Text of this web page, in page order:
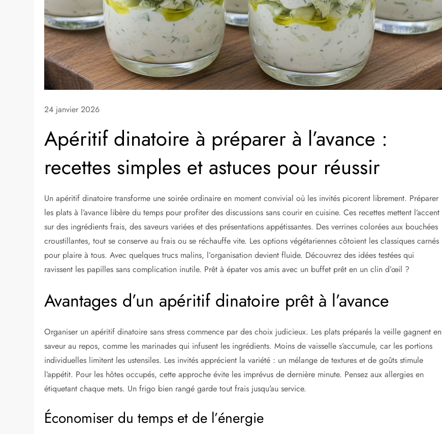
24 janvier 2026
Apéritif dinatoire à préparer à l’avance :
recettes simples et astuces pour réussir
Un apéritif dinatoire transforme une soirée ordinaire en moment convivial où les invités picorent librement. Préparer
les plats à l’avance libère du temps pour profiter des discussions sans courir en cuisine. Ces recettes mettent l’accent
sur des ingrédients frais, des saveurs variées et des présentations appétissantes. Des verrines colorées aux bouchées
croustillantes, tout se conserve au frais ou se réchauffe vite. Les options végétariennes côtoient les classiques carnés
pour plaire à tous. Avec quelques trucs malins, l’organisation devient fluide. Découvrez des idées testées qui
ravissent les papilles sans complication inutile. Prêt à épater vos amis avec un buffet prêt en un clin d’œil ?
Avantages d’un apéritif dinatoire prêt à l’avance
Organiser un apéritif dinatoire sans stress commence par des choix judicieux. Les plats préparés la veille gagnent en
saveur au repos, comme les marinades qui infusent les ingrédients. Moins de vaisselle s’accumule, car les portions
individuelles limitent les ustensiles. Les invités apprécient la variété : un mélange de textures et de goûts stimule
l’appétit. Pour les hôtes occupés, cette approche évite les imprévus de dernière minute. Pensez aux allergies en
étiquetant chaque mets. Un frigo bien rangé garde tout frais jusqu’au service.
Économiser du temps et de l’énergie